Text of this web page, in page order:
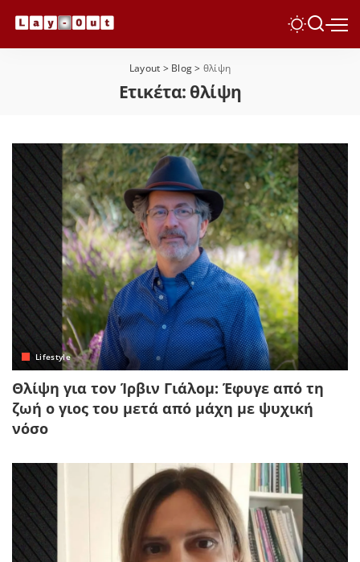
Layout > Blog> θλίψη
Ετικέτα: θλίψη
Lifestyle
Θλίψη για τον Ίρβιν Γιάλομ: Έφυγε από τη
ζωή ο γιος του μετά από μάχη με ψυχική
νόσο